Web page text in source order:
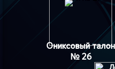
Ониксовый талон
№ 26